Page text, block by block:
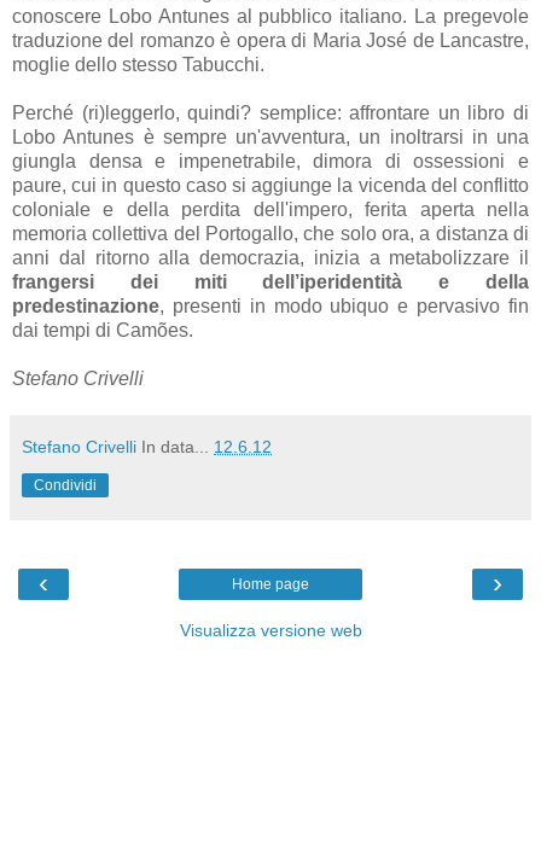
conoscere Lobo Antunes al pubblico italiano. La pregevole
traduzione del romanzo è opera di Maria José de Lancastre,
moglie dello stesso Tabucchi.
Perché (ri)leggerlo, quindi? semplice: affrontare un libro di
Lobo Antunes è sempre un'avventura, un inoltrarsi in una
giungla densa e impenetrabile, dimora di ossessioni e
paure, cui in questo caso si aggiunge la vicenda del conflitto
coloniale e della perdita dell'impero, ferita aperta nella
memoria collettiva del Portogallo, che solo ora, a distanza di
anni dal ritorno alla democrazia, inizia a metabolizzare il
frangersi dei miti dell’iperidentità e della
predestinazione, presenti in modo ubiquo e pervasivo fin
dai tempi di Camões.
Stefano Crivelli
Stefano Crivelli In data... 12.6.12
Condividi
‹ ›
Home page
Visualizza versione web